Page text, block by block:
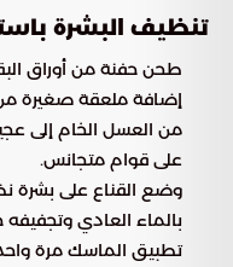
تنظيف البشرة
طحن حفنة من أوراق
إضافة ملعقة صغيرة من
من العسل الخام إلى
على قوام متجانس.
بالماء العادي وتجفيفه
تطبيق الماسك مرة